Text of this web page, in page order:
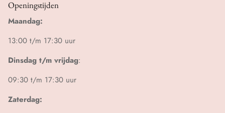
Openingstijden
Maandag:
13:00 t/m 17:30 uur
Dinsdag t/m vrijdag:
09:30 t/m 17:30 uur
Zaterdag: